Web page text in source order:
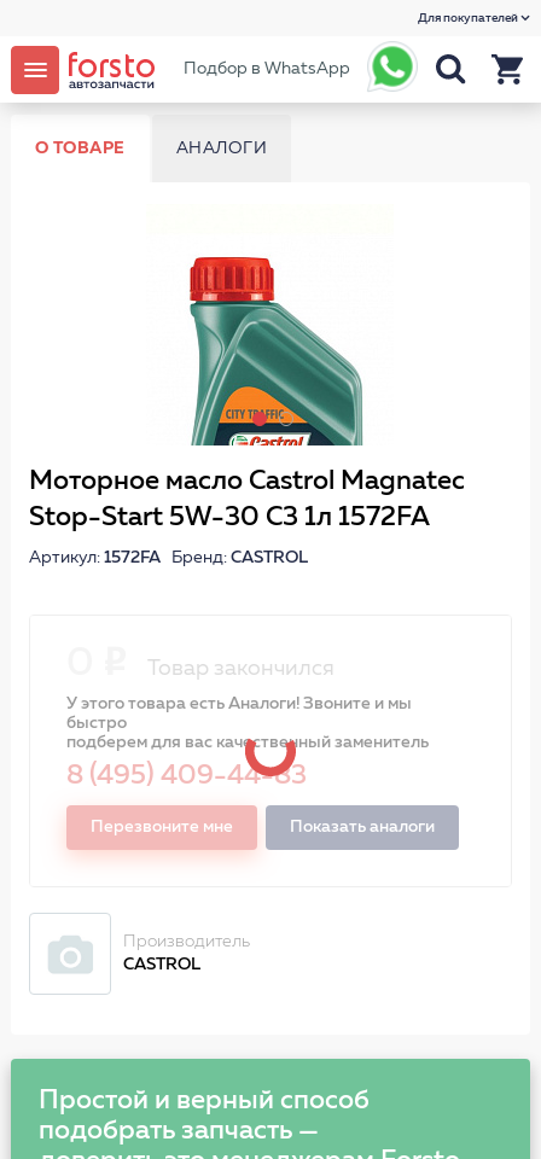
Для покупателей
Подбор в WhatsApp
О ТОВАРЕ АНАЛОГИ
Моторное масло Castrol Magnatec
Stop-Start 5W-30 C3 1л 1572FA
Артикул: 1572FAБренд: CASTROL
Товар закончился
У этого товара есть Аналоги! Звоните и мы
быстро
подберем для вас качественный заменитель
8 (495) 409-44-83
Перезвоните мне Показать аналоги
Производитель
CASTROL
Простой и верный способ
подобрать запчасть —